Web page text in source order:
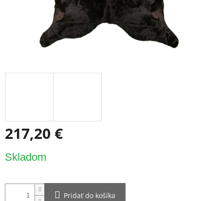
217,20 €
cena:
Skladom
Pridať do košíka